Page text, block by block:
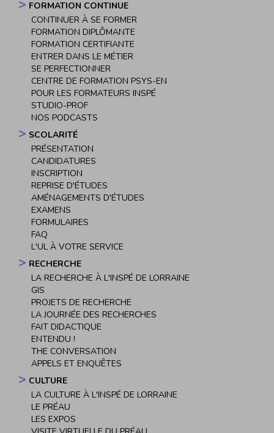
FORMATION CONTINUE
CONTINUER À SE FORMER
FORMATION DIPLÔMANTE
FORMATION CERTIFIANTE
ENTRER DANS LE MÉTIER
SE PERFECTIONNER
CENTRE DE FORMATION PSYS-EN
POUR LES FORMATEURS INSPÉ
STUDIO-PROF
NOS PODCASTS
SCOLARITÉ
PRÉSENTATION
CANDIDATURES
INSCRIPTION
REPRISE D'ÉTUDES
AMÉNAGEMENTS D'ÉTUDES
EXAMENS
FORMULAIRES
FAQ
L'UL À VOTRE SERVICE
RECHERCHE
LA RECHERCHE À L'INSPÉ DE LORRAINE
GIS
PROJETS DE RECHERCHE
LA JOURNÉE DES RECHERCHES
FAIT DIDACTIQUE
ENTENDU !
THE CONVERSATION
APPELS ET ENQUÊTES
CULTURE
LA CULTURE À L'INSPÉ DE LORRAINE
LE PRÉAU
LES EXPOS